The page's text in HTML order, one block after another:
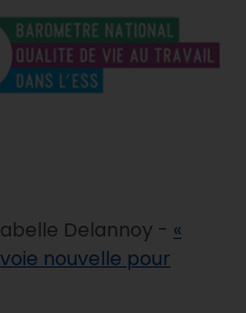
Delannoy - «
nouvelle pour